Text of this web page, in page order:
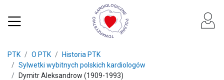
PTK O PTK
Historia PTK
Sylwetki wybitnych polskich kardiologów
Dymitr Aleksandrow (1909-1993)